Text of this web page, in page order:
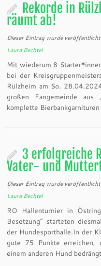
Rekorde in
räumt ab!
Dieser Eintrag wurde
Laura Bechtel
Mit wiederum 8
bei der
Rülzheim am So.
großen Fangemeinde
komplette
3 erfolgreiche
Vater- und
Dieser Eintrag wurde
Laura Bechtel
RO Hallenturnier in
Besetzung“ starteten
der Hundesporthalle.In der
gute 75 Punkte erreichen,
einem anderen Hund